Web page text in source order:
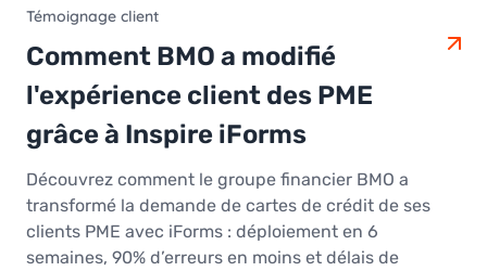
Témoignage client
Comment BMO a modifié
l'expérience client des PME
grâce à Inspire iForms
Découvrez comment le groupe financier BMO a
transformé la demande de cartes de crédit de ses
clients PME avec iForms : déploiement en 6
semaines, 90% d’erreurs en moins et délais de